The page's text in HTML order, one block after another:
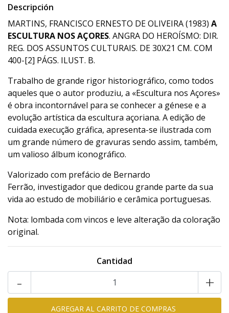
Descripción
MARTINS, FRANCISCO ERNESTO DE OLIVEIRA (1983) A
ESCULTURA NOS AÇORES. ANGRA DO HEROÍSMO: DIR.
REG. DOS ASSUNTOS CULTURAIS. DE 30X21 CM. COM
400-[2] PÁGS. ILUST. B.
Trabalho de grande rigor historiográfico, como todos
aqueles que o autor produziu, a «Escultura nos Açores»
é obra incontornável para se conhecer a génese e a
evolução artística da escultura açoriana. A edição de
cuidada execução gráfica, apresenta-se ilustrada com
um grande número de gravuras sendo assim, também,
um valioso álbum iconográfico.
Valorizado com prefácio de Bernardo
Ferrão, investigador que dedicou grande parte da sua
vida ao estudo de mobiliário e cerâmica portuguesas.
Nota: lombada com vincos e leve alteração da coloração
original.
Cantidad
+
-